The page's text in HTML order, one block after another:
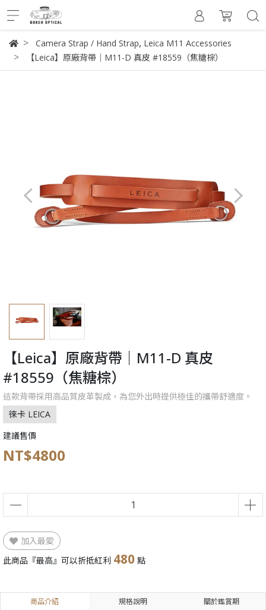
Camera Strap / Hand Strap, Leica M11 Accessories
【Leica】原廠背帶｜M11-D 真皮 #18559（焦糖棕）
【Leica】原廠背帶｜M11-D 真皮
#18559（焦糖棕）
這款背帶採用高品質皮革製成，為您外出時提供極佳的攜帶舒適度。
徠卡 LEICA
建議售價
NT$4800
加入最愛
此商品『最高』可以折抵紅利 480 點
商品介紹 規格說明 關於鑑賞期